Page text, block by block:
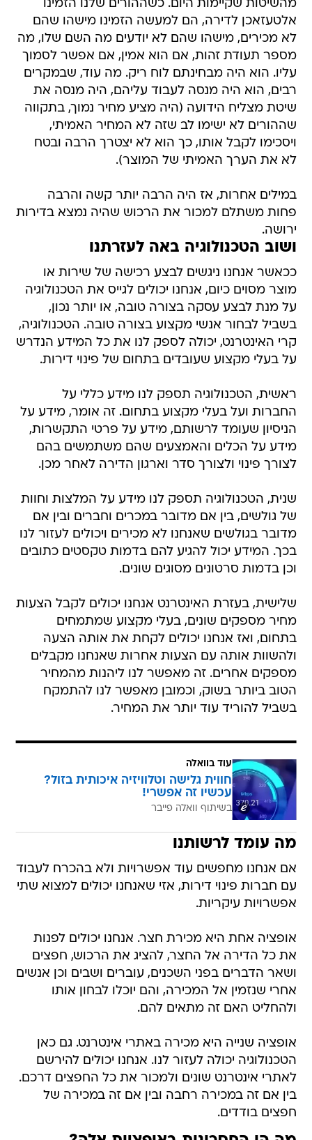
מהשיטות שקיימות היום. כשההורים שלנו הזמינו
אלטעזאכן לדירה, הם למעשה הזמינו מישהו שהם
לא מכירים, מישהו שהם לא יודעים מה השם שלו, מה
מספר תעודת זהות, אם הוא אמין, אם אפשר לסמוך
עליו. הוא היה מבחינתם לוח ריק. מה עוד, שבמקרים
רבים, הוא היה מנסה לעבוד עליהם, היה מנסה את
שיטת מצליח הידועה (היה מציע מחיר נמוך, בתקווה
שההורים לא ישימו לב שזה לא המחיר האמיתי,
ויסכימו לקבל אותו, כך הוא לא יצטרך הרבה ובטח
לא את הערך האמיתי של המוצר).
במילים אחרות, אז היה הרבה יותר קשה והרבה
פחות משתלם למכור את הרכוש שהיה נמצא בדירות
ירושה.
ושוב הטכנולוגיה באה לעזרתנו
ככאשר אנחנו ניגשים לבצע רכישה של שירות או
מוצר מסוים כיום, אנחנו יכולים לגייס את הטכנולוגיה
על מנת לבצע עסקה בצורה טובה, או יותר נכון,
בשביל לבחור אנשי מקצוע בצורה טובה. הטכנולוגיה,
קרי האינטרנט, יכולה לספק לנו את כל המידע הנדרש
על בעלי מקצוע שעובדים בתחום של פינוי דירות.
ראשית, הטכנולוגיה תספק לנו מידע כללי על
החברות ועל בעלי מקצוע בתחום. זה אומר, מידע על
הניסיון שעומד לרשותם, מידע על פרטי התקשרות,
מידע על הכלים והאמצעים שהם משתמשים בהם
לצורך פינוי ולצורך סדר וארגון הדירה לאחר מכן.
שנית, הטכנולוגיה תספק לנו מידע על המלצות וחוות
של גולשים, בין אם מדובר במכרים וחברים ובין אם
מדובר בגולשים שאנחנו לא מכירים ויכולים לעזור לנו
בכך. המידע יכול להגיע להם בדמות טקסטים כתובים
וכן בדמות סרטונים מסוגים שונים.
שלישית, בעזרת האינטרנט אנחנו יכולים לקבל הצעות
מחיר מספקים שונים, בעלי מקצוע שמתמחים
בתחום, ואז אנחנו יכולים לקחת את אותה הצעה
ולהשוות אותה עם הצעות אחרות שאנחנו מקבלים
מספקים אחרים. זה מאפשר לנו ליהנות מהמחיר
הטוב ביותר בשוק, וכמובן מאפשר לנו להתמקח
בשביל להוריד עוד יותר את המחיר.
עוד בוואלה
חווית גלישה וטלוויזיה איכותית בזול?
עכשיו זה אפשרי!
בשיתוף וואלה פייבר
מה עומד לרשותנו
אם אנחנו מחפשים עוד אפשרויות ולא בהכרח לעבוד
עם חברות פינוי דירות, אזי שאנחנו יכולים למצוא שתי
אפשרויות עיקריות.
אופציה אחת היא מכירת חצר. אנחנו יכולים לפנות
את כל הדירה אל החצר, להציג את הרכוש, חפצים
ושאר הדברים בפני השכנים, עוברים ושבים וכן אנשים
אחרי שנזמין אל המכירה, והם יוכלו לבחון אותו
ולהחליט האם זה מתאים להם.
אופציה שנייה היא מכירה באתרי אינטרנט. גם כאן
הטכנולוגיה יכולה לעזור לנו. אנחנו יכולים להירשם
לאתרי אינטרנט שונים ולמכור את כל החפצים דרכם.
בין אם זה במכירה רחבה ובין אם זה במכירה של
חפצים בודדים.